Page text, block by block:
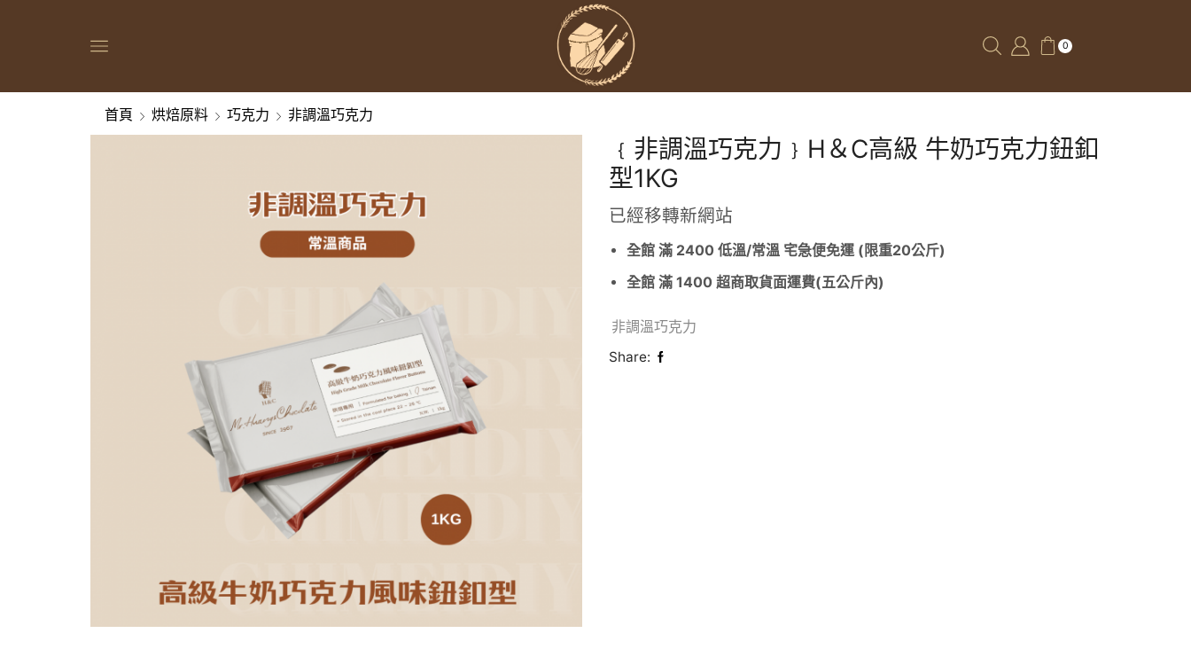
0
首頁 烘焙原料 巧克力 非調溫巧克力
﹛非調溫巧克力﹜H＆C高級 牛奶巧克力鈕釦
型1KG
已經移轉新網站
全館 滿 2400 低溫/常溫 宅急便免運 (限重20公斤)
全館 滿 1400 超商取貨面運費(五公斤內)
非調溫巧克力
Share: